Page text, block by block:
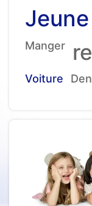
Manger
Voiture